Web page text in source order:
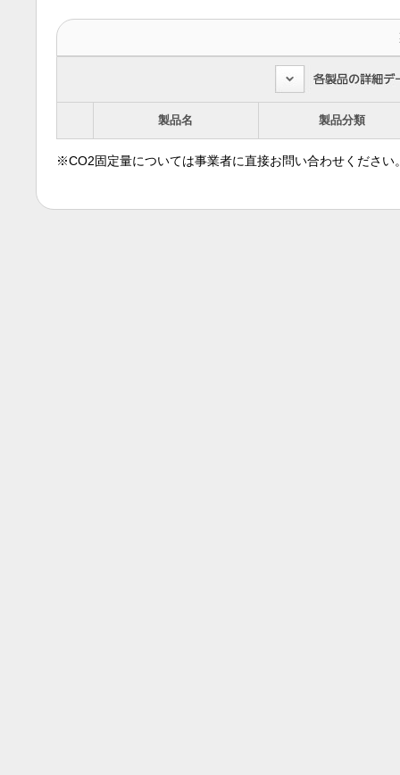
製品名 製品分類
※CO2固定量については事業者に直接お問い合わせください